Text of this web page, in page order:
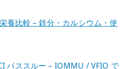
養比較 – 鉄分・カルシウム・使
パススルー – IOMMU / VFIO で